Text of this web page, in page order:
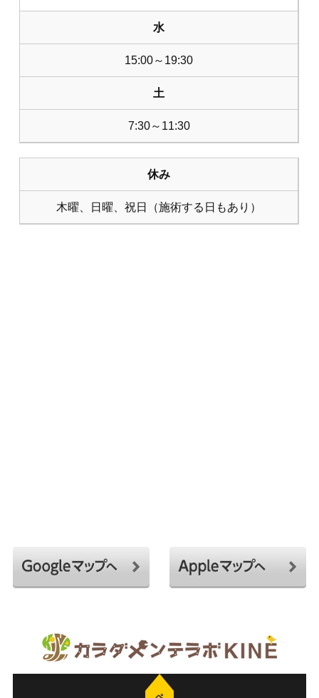
水
15:00～19:30
土
7:30～11:30
休み
木曜、日曜、祝日（施術する日もあり）